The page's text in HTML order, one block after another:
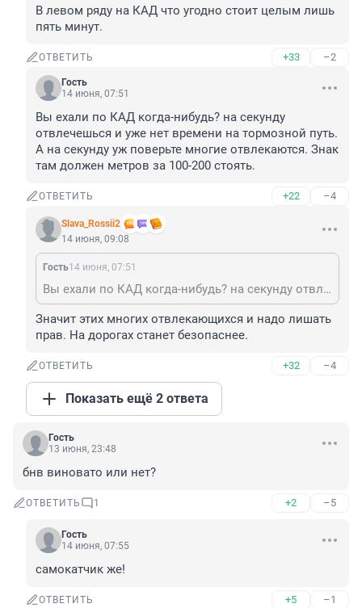
В левом ряду на КАД что угодно стоит целым лишь
пять минут.
ОТВЕТИТЬ +33 –2
Гость
14 июня, 07:51
Вы ехали по КАД когда-нибудь? на секунду
отвлечешься и уже нет времени на тормозной путь.
А на секунду уж поверьте многие отвлекаются. Знак
там должен метров за 100-200 стоять.
ОТВЕТИТЬ +22 –4
Slava_Rossii2
14 июня, 09:08
Гость14 июня, 07:51
Вы ехали по КАД когда-нибудь? на секунду отвлечешься и уже нет времени на тормозной путь. А на секунду уж поверьте многие отвлекаются. Знак там должен метров за 100-200 стоять.
Значит этих многих отвлекающихся и надо лишать
прав. На дорогах станет безопаснее.
ОТВЕТИТЬ +32 –4
Показать ещё 2 ответа
Гость
13 июня, 23:48
бнв виновато или нет?
ОТВЕТИТЬ 1 +2 –5
Гость
14 июня, 07:55
самокатчик же!
ОТВЕТИТЬ +5 –1